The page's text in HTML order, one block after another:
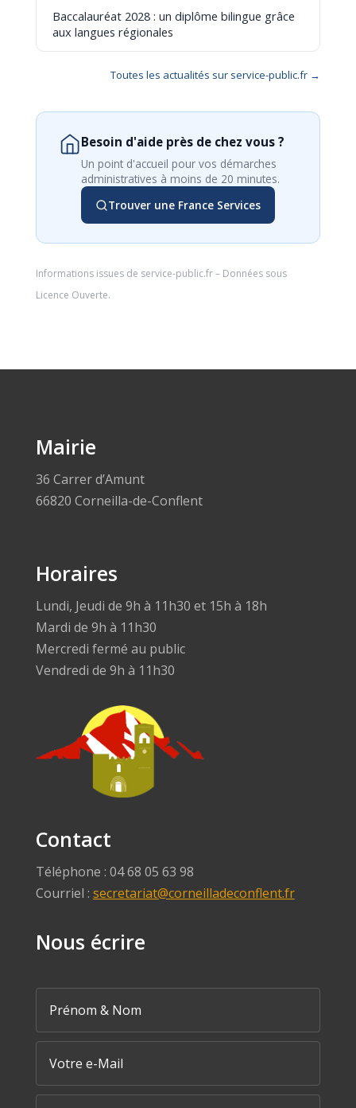
Baccalauréat 2028 : un diplôme bilingue grâce
aux langues régionales
Toutes les actualités sur service-public.fr →
Besoin d'aide près de chez vous ?
Un point d'accueil pour vos démarches
administratives à moins de 20 minutes.
Trouver une France Services
Informations issues de service-public.fr– Données sous
Licence Ouverte.
Mairie
36 Carrer d’Amunt
66820 Corneilla-de-Conflent
Horaires
Lundi, Jeudi de 9h à 11h30 et 15h à 18h
Mardi de 9h à 11h30
Mercredi fermé au public
Vendredi de 9h à 11h30
Contact
Téléphone : 04 68 05 63 98
Courriel : secretariat@corneilladeconflent.fr
Nous écrire